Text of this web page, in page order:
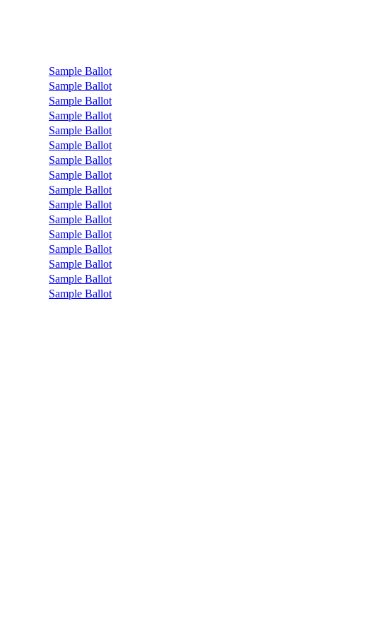
Sample Ballot
Sample Ballot
Sample Ballot
Sample Ballot
Sample Ballot
Sample Ballot
Sample Ballot
Sample Ballot
Sample Ballot
Sample Ballot
Sample Ballot
Sample Ballot
Sample Ballot
Sample Ballot
Sample Ballot
Sample Ballot